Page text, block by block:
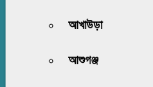
আখাউড়া
আশুগঞ্জ